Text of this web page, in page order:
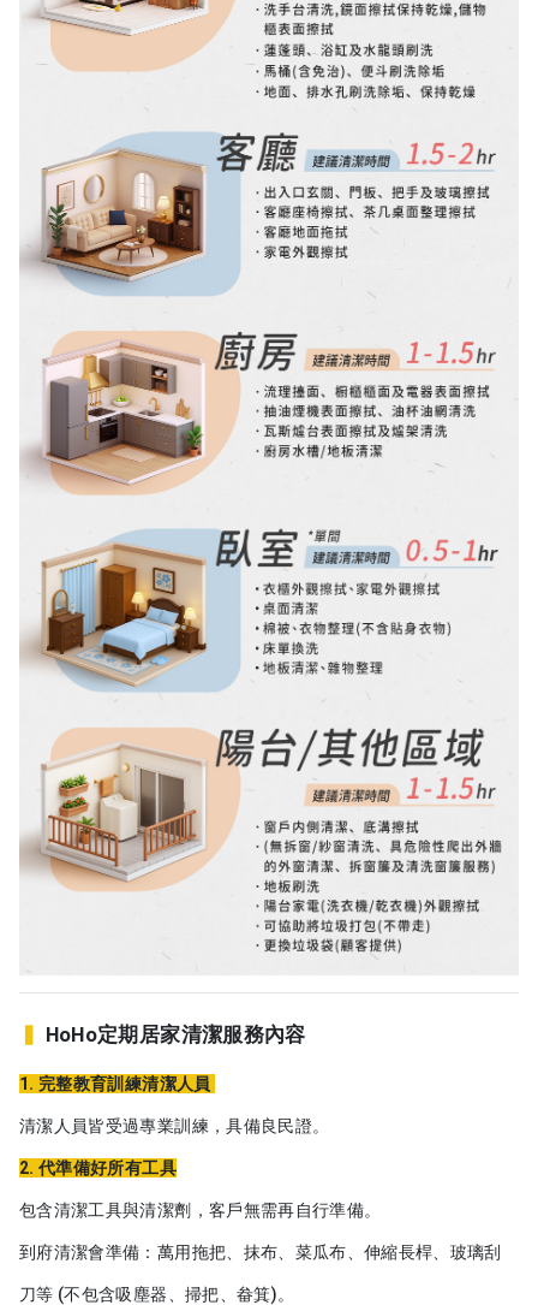
▍ HoHo定期居家清潔服務內容
1. 完整教育訓練清潔人員
清潔人員皆受過專業訓練，具備良民證。
2. 代準備好所有工具
包含清潔工具與清潔劑，客戶無需再自行準備。
到府清潔會準備：萬用拖把、抹布、菜瓜布、伸縮長桿、玻璃刮
刀等 (不包含吸塵器、掃把、畚箕)。